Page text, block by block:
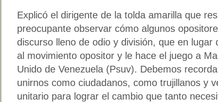
Explicó el dirigente de la tolda amarilla que
preocupante observar cómo algunos
discurso lleno de odio y división, que en
al movimiento opositor y le hace el juego a
Unido de Venezuela (Psuv). Debemos
unirnos como ciudadanos, como trujillanos y
unitario para lograr el cambio que tanto